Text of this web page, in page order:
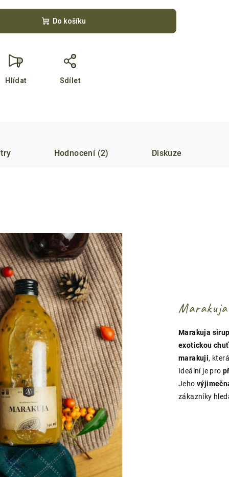
Do košíku
Hlídat Sdílet
Hodnocení (2) Diskuze
Marakuja
exotickou chuť
marakuji,
Ideální je pro
Jeho
zákazníky